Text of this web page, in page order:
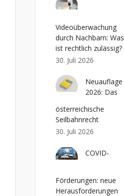
Videoüberwachung
durch Nachbarn: Was
ist rechtlich zulässig?
30. Juli 2026
Neuauflage
2026: Das
österreichische
Seilbahnrecht
30. Juli 2026
COVID-
Förderungen: neue
Herausforderungen